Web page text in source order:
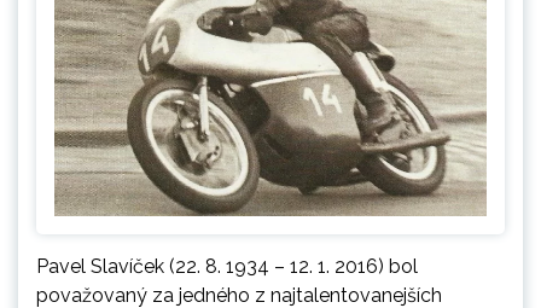
Pavel Slavíček (22. 8. 1934 – 12. 1. 2016) bol
považovaný za jedného z najtalentovanejších